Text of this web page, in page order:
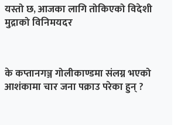
यस्तो छ, आजका लागि तोकिएको विदेशी
मुद्राको विनिमयदर
के कप्तानगञ्ज गोलीकाण्डमा संलग्न भएको
आशंकामा चार जना पक्राउ परेका हुन् ?